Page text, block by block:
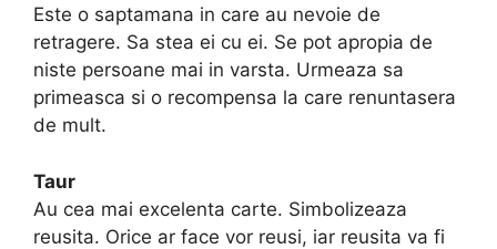
Este o saptamana in care au nevoie de
retragere. Sa stea ei cu ei. Se pot apropia de
niste persoane mai in varsta. Urmeaza sa
primeasca si o recompensa la care renuntasera
de mult.
Taur
Au cea mai excelenta carte. Simbolizeaza
reusita. Orice ar face vor reusi, iar reusita va fi